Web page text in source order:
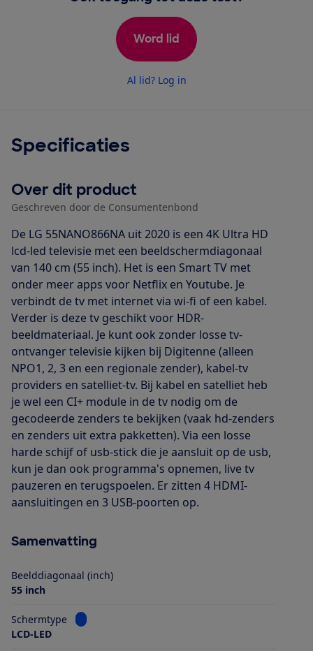
Word lid
Al lid? Log in
Specificaties
Over dit product
Geschreven door de Consumentenbond
De LG 55NANO866NA uit 2020 is een 4K Ultra HD
lcd-led televisie met een beeldschermdiagonaal
van 140 cm (55 inch). Het is een Smart TV met
onder meer apps voor Netflix en Youtube. Je
verbindt de tv met internet via wi-fi of een kabel.
Verder is deze tv geschikt voor HDR-
beeldmateriaal. Je kunt ook zonder losse tv-
ontvanger televisie kijken bij Digitenne (alleen
NPO1, 2, 3 en een regionale zender), kabel-tv
providers en satelliet-tv. Bij kabel en satelliet heb
je wel een CI+ module in de tv nodig om de
gecodeerde zenders te bekijken (vaak hd-zenders
en zenders uit extra pakketten). Via een losse
harde schijf of usb-stick die je aansluit op de usb,
kun je dan ook programma's opnemen, live tv
pauzeren en terugspoelen. Er zitten 4 HDMI-
aansluitingen en 3 USB-poorten op.
Samenvatting
Beelddiagonaal (inch)
55 inch
Schermtype
Bekijk informatie voor Schermtype
LCD-LED